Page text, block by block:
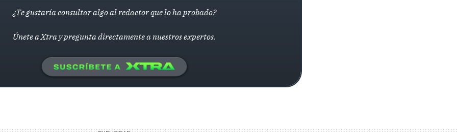
¿Te gustaría consultar algo al redactor que lo ha probado?
Únete a Xtra y pregunta directamente a nuestros expertos.